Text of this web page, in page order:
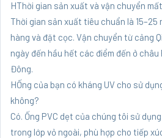
HThời gian sản xuất và vận chuyển
Thời gian sản xuất tiêu chuẩn là 15–25
hàng và đặt cọc. Vận chuyển từ cảng
ngày đến hầu hết các điểm đến ở châu
Đông.
HỐng của bạn có kháng UV cho sử
không?
Có. Ống PVC dẹt của chúng tôi sử
trong lớp vỏ ngoài, phù hợp cho tiếp